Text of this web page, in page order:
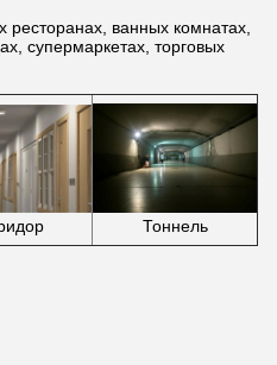
ресторанах, ванных комнатах,
супермаркетах, торговых
Тоннель